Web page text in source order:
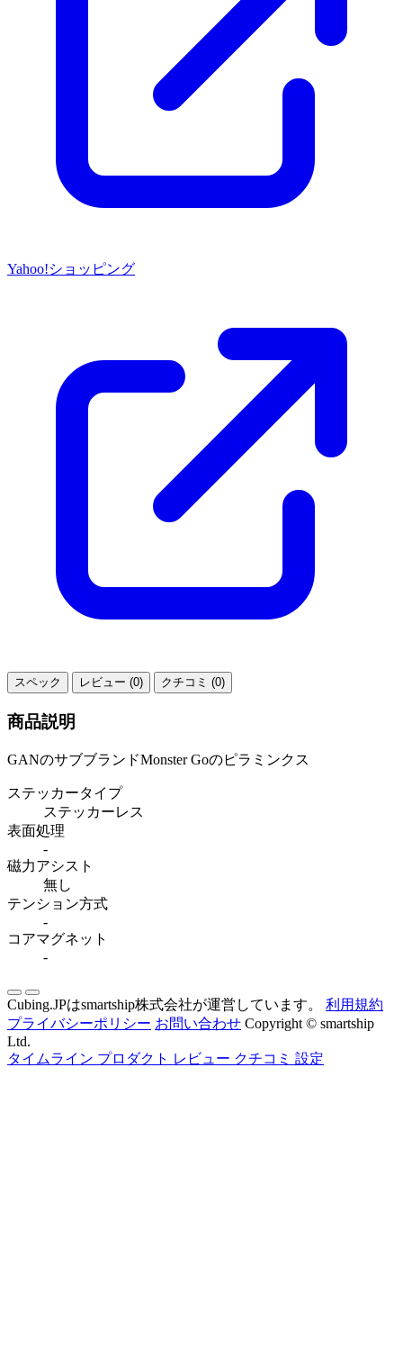
Yahoo!ショッピング
スペック レビュー (0) クチコミ (0)
商品説明
GANのサブブランドMonster Goのピラミンクス
ステッカータイプ
ステッカーレス
表面処理
-
磁力アシスト
無し
テンション方式
-
コアマグネット
-
Cubing.JPはsmartship株式会社が運営しています。
利用規約
プライバシーポリシー お問い合わせ Copyright © smartship
Ltd.
タイムライン プロダクト レビュー クチコミ 設定